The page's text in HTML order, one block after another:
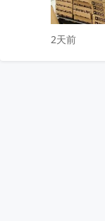
2天前